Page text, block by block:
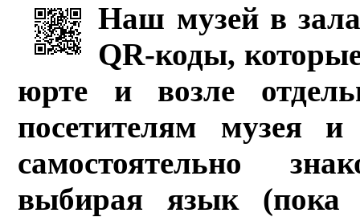
Наш музей в
QR-коды,
юрте и возле
посетителям музея и
самостоятельно
выбирая язык (пока